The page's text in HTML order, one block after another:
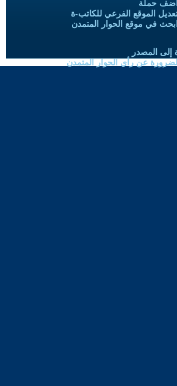
أضف حملة
الموقع الفرعي للكاتب-ة
ابحث في موقع الحوار المتمدن
إلى المصدر
عن رأي الحوار المتمدن